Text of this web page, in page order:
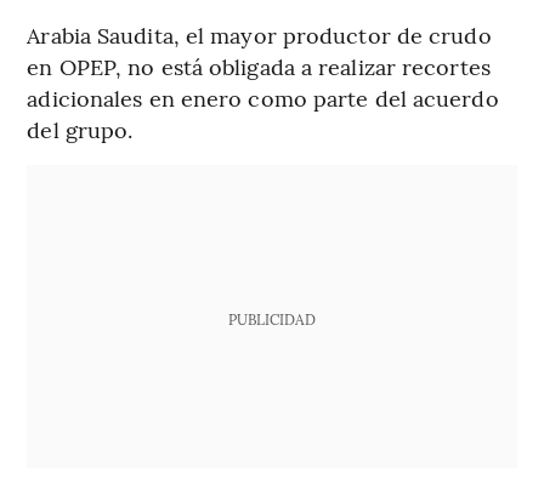
Arabia Saudita, el mayor productor de crudo
en OPEP, no está obligada a realizar recortes
adicionales en enero como parte del acuerdo
del grupo.
PUBLICIDAD